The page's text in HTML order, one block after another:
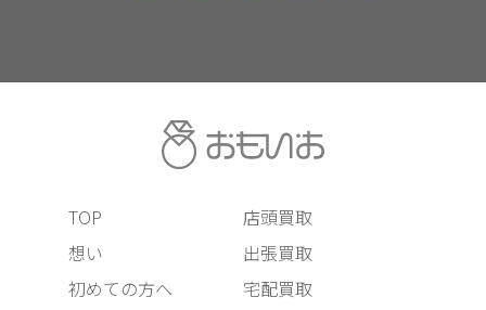
TOP
想い
初めての方へ
店頭買取
出張買取
宅配買取